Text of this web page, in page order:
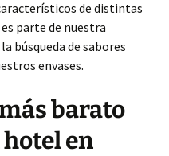
de distintas
parte de nuestra
búsqueda de sabores
envases.
barato
en